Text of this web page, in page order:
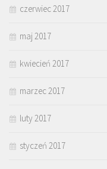
czerwiec 2017
maj 2017
kwiecień 2017
marzec 2017
luty 2017
styczeń 2017